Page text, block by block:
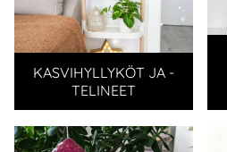
KASVIHYLLYKÖT JA -
TELINEET